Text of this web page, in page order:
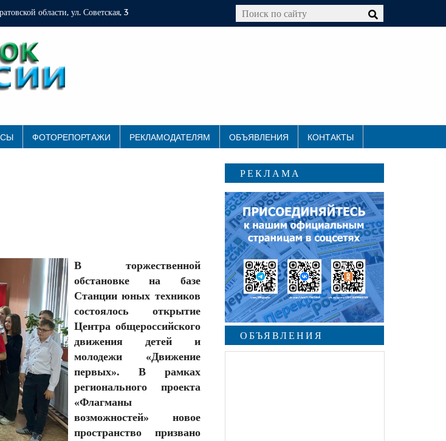
области, ул. Советская, 3
ФОТОРЕПОРТАЖИ РЕКЛАМОДАТЕЛЯМ ОБЪЯВЛЕНИЯ КОНТАКТЫ
В торжественной
обстановке на базе
Станции юных техников
состоялось открытие
Центра общероссийского
движения детей и
молодежи «Движение
первых». В рамках
регионального проекта
«Флагманы
возможностей» новое
пространство призвано
РЕКЛАМА
ОБЪЯВЛЕНИЯ